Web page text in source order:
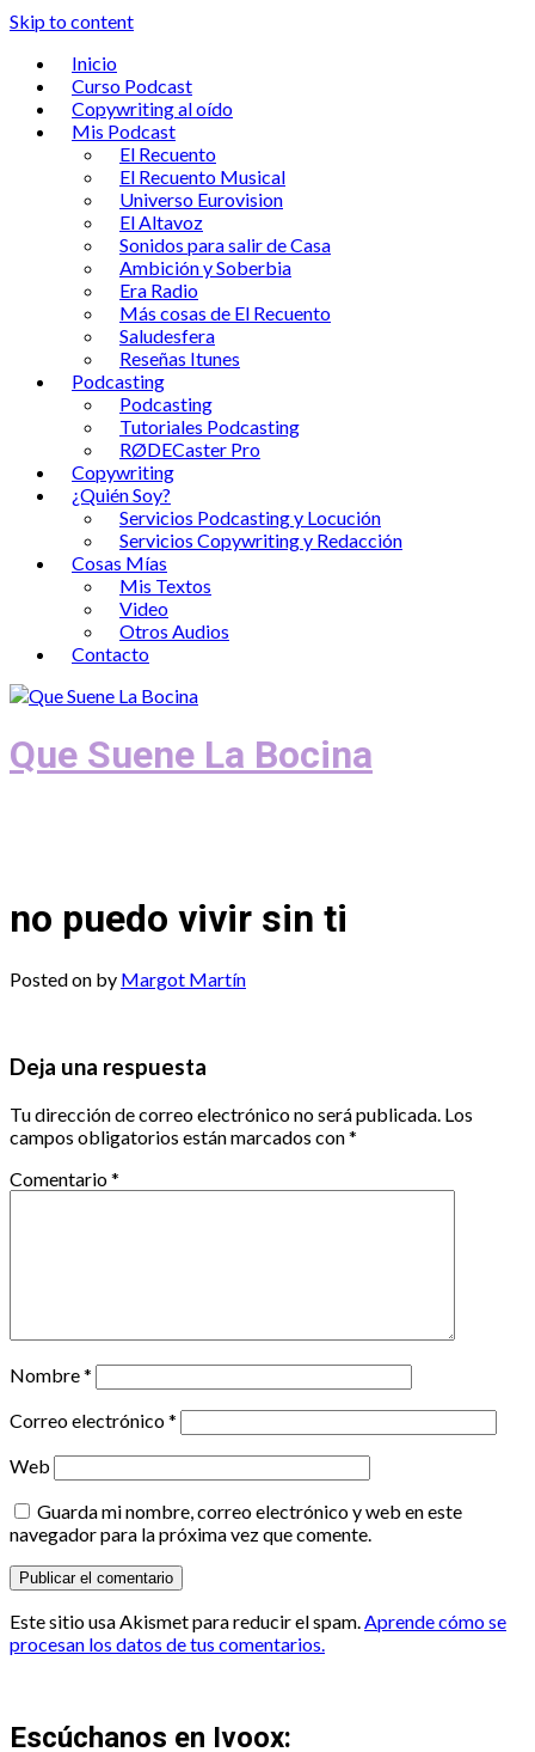
Skip to content
Inicio
Curso Podcast
Copywriting al oído
Mis Podcast
El Recuento
El Recuento Musical
Universo Eurovision
El Altavoz
Sonidos para salir de Casa
Ambición y Soberbia
Era Radio
Más cosas de El Recuento
Saludesfera
Reseñas Itunes
Podcasting
Podcasting
Tutoriales Podcasting
RØDECaster Pro
Copywriting
¿Quién Soy?
Servicios Podcasting y Locución
Servicios Copywriting y Redacción
Cosas Mías
Mis Textos
Video
Otros Audios
Contacto
Que Suene La Bocina
no puedo vivir sin ti
Posted on by Margot Martín
Deja una respuesta
Tu dirección de correo electrónico no será publicada. Los
campos obligatorios están marcados con*
Comentario*
Nombre*
Correo electrónico*
Web
Guarda mi nombre, correo electrónico y web en este
navegador para la próxima vez que comente.
Este sitio usa Akismet para reducir el spam.Aprende cómo se
procesan los datos de tus comentarios.
Escúchanos en Ivoox: